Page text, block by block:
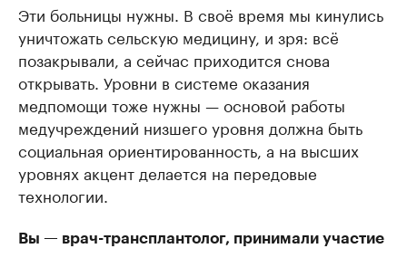
Эти больницы нужны. В своё время мы кинулись
уничтожать сельскую медицину, и зря: всё
позакрывали, а сейчас приходится снова
открывать. Уровни в системе оказания
медпомощи тоже нужны — основой работы
медучреждений низшего уровня должна быть
социальная ориентированность, а на высших
уровнях акцент делается на передовые
технологии.
Вы — врач-трансплантолог, принимали участие